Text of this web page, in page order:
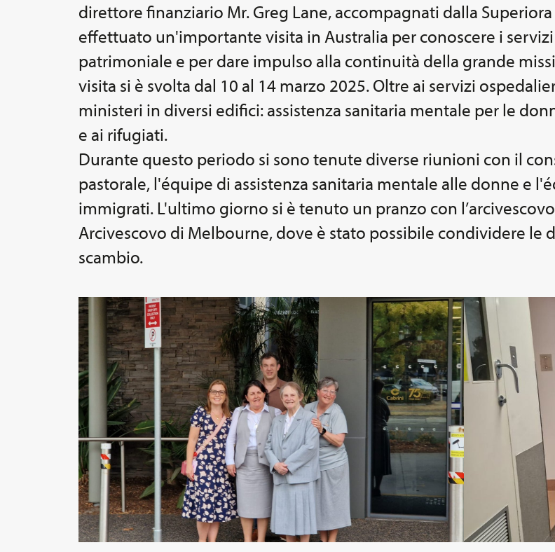
direttore finanziario Mr. Greg Lane, accompagnati dalla
effettuato un'importante visita in Australia per conoscere i
patrimoniale e per dare impulso alla continuità della grande
visita si è svolta dal 10 al 14 marzo 2025. Oltre ai servizi
ministeri in diversi edifici: assistenza sanitaria mentale per le
e ai rifugiati.
Durante questo periodo si sono tenute diverse riunioni con il
pastorale, l'équipe di assistenza sanitaria mentale alle donne e
immigrati. L'ultimo giorno si è tenuto un pranzo con
Arcivescovo di Melbourne, dove è stato possibile condividere le
scambio.